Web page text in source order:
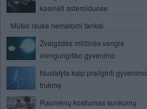
kasinėti asteroiduose
Mūšio lauke nematomi tankai
Žvaigždės milžinės vengia
viengungiško gyvenimo
Nustatyta kaip prailginti gyvenimo
trukmę
Raumenų kostiumas sunkumų